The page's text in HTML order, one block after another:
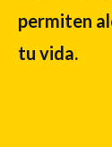
permiten
tu vida.